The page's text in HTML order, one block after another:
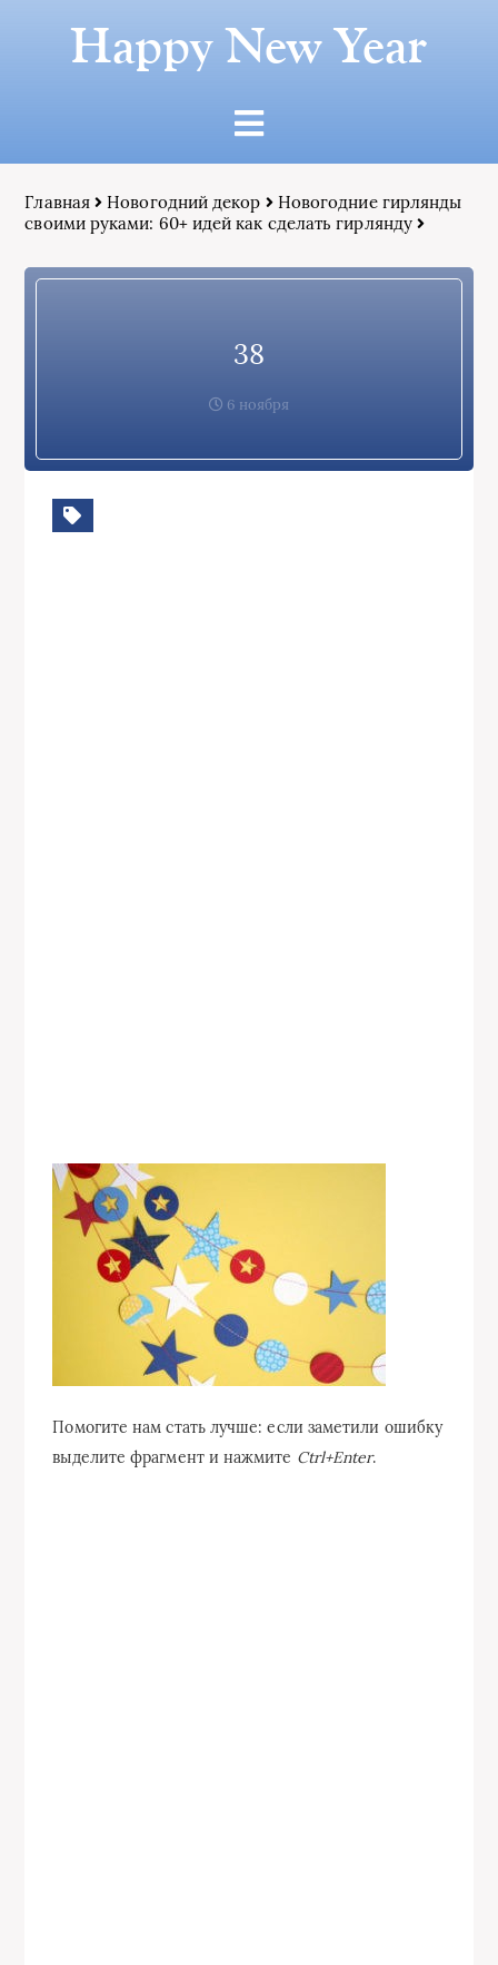
Happy New Year
Главная Новогодний декор
Новогодние гирлянды
своими руками: 60+ идей как сделать гирлянду
38
6 ноября
Помогите нам стать лучше: если заметили ошибку
выделите фрагмент и нажмите Ctrl+Enter.